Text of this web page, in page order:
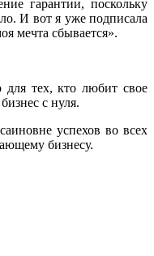
гарантии, поскольку
И вот я уже подписала
мечта сбывается».
тех, кто любит свое
с нуля.
успехов во всех
бизнесу.